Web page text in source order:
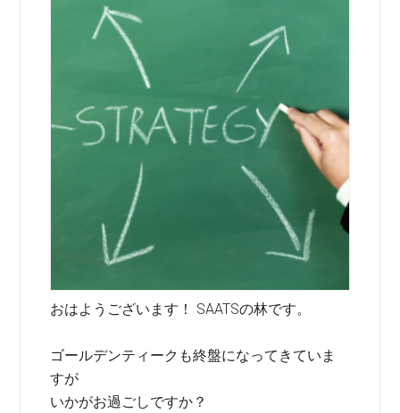
おはようございます！ SAATSの林です。
ゴールデンティークも終盤になってきていま
すが
いかがお過ごしですか？